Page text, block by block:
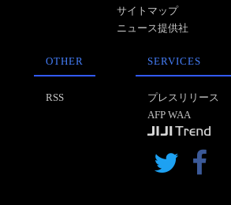
サイトマップ
ニュース提供社
OTHER
RSS
SERVICES
プレスリリース
AFP WAA